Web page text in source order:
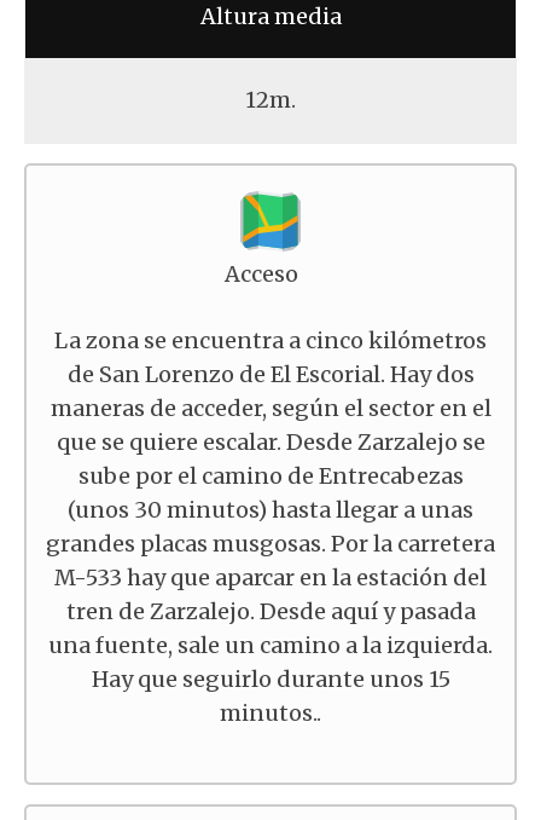
Altura media
12m.
Acceso
La zona se encuentra a cinco kilómetros
de San Lorenzo de El Escorial. Hay dos
maneras de acceder, según el sector en el
que se quiere escalar. Desde Zarzalejo se
sube por el camino de Entrecabezas
(unos 30 minutos) hasta llegar a unas
grandes placas musgosas. Por la carretera
M-533 hay que aparcar en la estación del
tren de Zarzalejo. Desde aquí y pasada
una fuente, sale un camino a la izquierda.
Hay que seguirlo durante unos 15
minutos..